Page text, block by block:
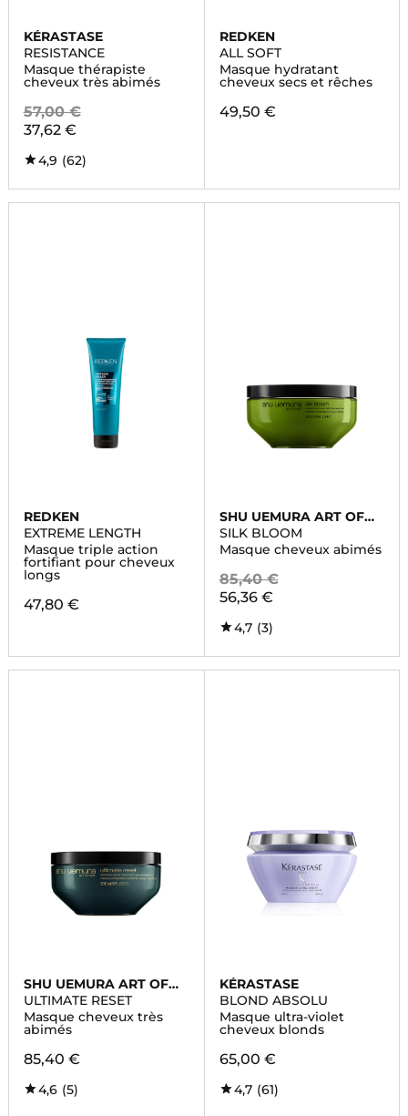
KÉRASTASE
RESISTANCE
Masque thérapiste
cheveux très abimés
57,00 €
37,62 €
4,9 (62)
REDKEN
ALL SOFT
Masque hydratant
cheveux secs et rêches
49,50 €
REDKEN
EXTREME LENGTH
Masque triple action
fortifiant pour cheveux
longs
47,80 €
SHU UEMURA ART OF
HAIR
SILK BLOOM
Masque cheveux abimés
85,40 €
56,36 €
4,7 (3)
SHU UEMURA ART OF
HAIR
ULTIMATE RESET
Masque cheveux très
abimés
85,40 €
4,6 (5)
KÉRASTASE
BLOND ABSOLU
Masque ultra-violet
cheveux blonds
65,00 €
4,7 (61)